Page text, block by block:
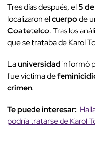
Tres días después, el5
localizaron elcuerpode
Coatetelco. Tras los
que se trataba de Karol
Launiversidadinformó
fue víctima de
crimen.
Te puede interesar:
podría tratarse de Karol